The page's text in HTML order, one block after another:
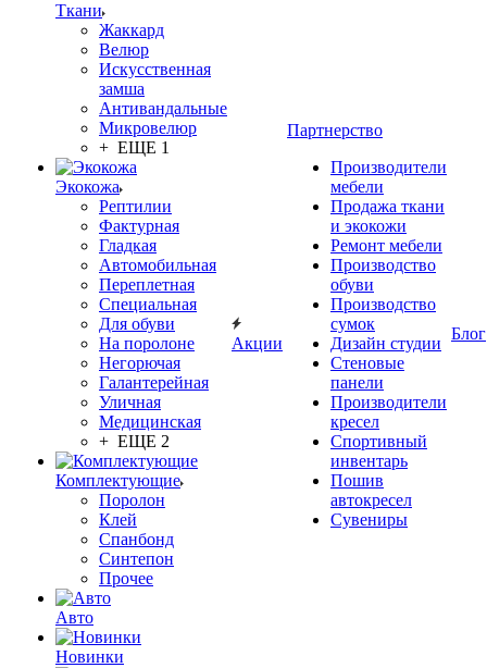
Ткани
Жаккард
Велюр
Искусственная
замша
Антивандальные
Микровелюр
+ ЕЩЕ 1
Экокожа
Рептилии
Фактурная
Гладкая
Автомобильная
Переплетная
Специальная
Для обуви
На поролоне
Негорючая
Галантерейная
Уличная
Медицинская
+ ЕЩЕ 2
Комплектующие
Поролон
Клей
Спанбонд
Синтепон
Прочее
Авто
Новинки
Акции
Партнерство
Производители
мебели
Продажа ткани
и экокожи
Ремонт мебели
Производство
обуви
Производство
сумок
Дизайн студии
Стеновые
панели
Производители
кресел
Спортивный
инвентарь
Пошив
автокресел
Сувениры
Блог